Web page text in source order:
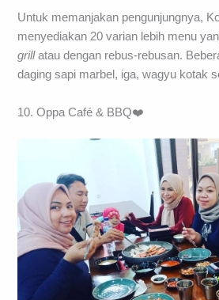
Untuk memanjakan pengunjungnya,
menyediakan 20 varian lebih menu
grillatau dengan rebus-rebusan.
daging sapi marbel, iga, wagyu kotak
10. Oppa Café & BBQ❤️